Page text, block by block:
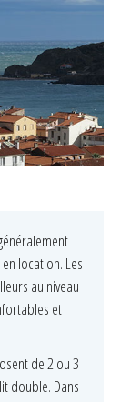
location. Les
au niveau
et
de 2 ou 3
double. Dans